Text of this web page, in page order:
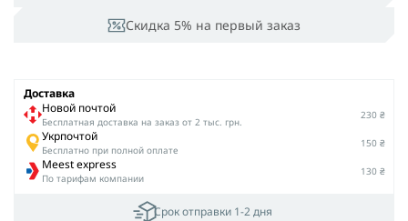
Скидка 5% на первый заказ
Доставка
Новой почтой
Беcплатная доставка на заказ от 2 тыс. грн.
230 ₴
Укрпочтой
Бесплатно при полной оплате
150 ₴
Meest express
По тарифам компании
130 ₴
Срок отправки 1-2 дня